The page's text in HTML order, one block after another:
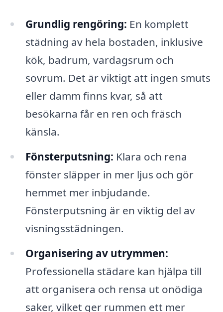
Grundlig rengöring: En komplett
städning av hela bostaden, inklusive
kök, badrum, vardagsrum och
sovrum. Det är viktigt att ingen smuts
eller damm finns kvar, så att
besökarna får en ren och fräsch
känsla.
Fönsterputsning: Klara och rena
fönster släpper in mer ljus och gör
hemmet mer inbjudande.
Fönsterputsning är en viktig del av
visningsstädningen.
Organisering av utrymmen:
Professionella städare kan hjälpa till
att organisera och rensa ut onödiga
saker, vilket ger rummen ett mer